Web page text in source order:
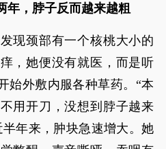
年，脖子反而越来越粗
现颈部有一个核桃大小的
，她便没有就医，而是听
始外敷内服各种草药。“本
用开刀，没想到脖子越来
年来，肿块急速增大。她